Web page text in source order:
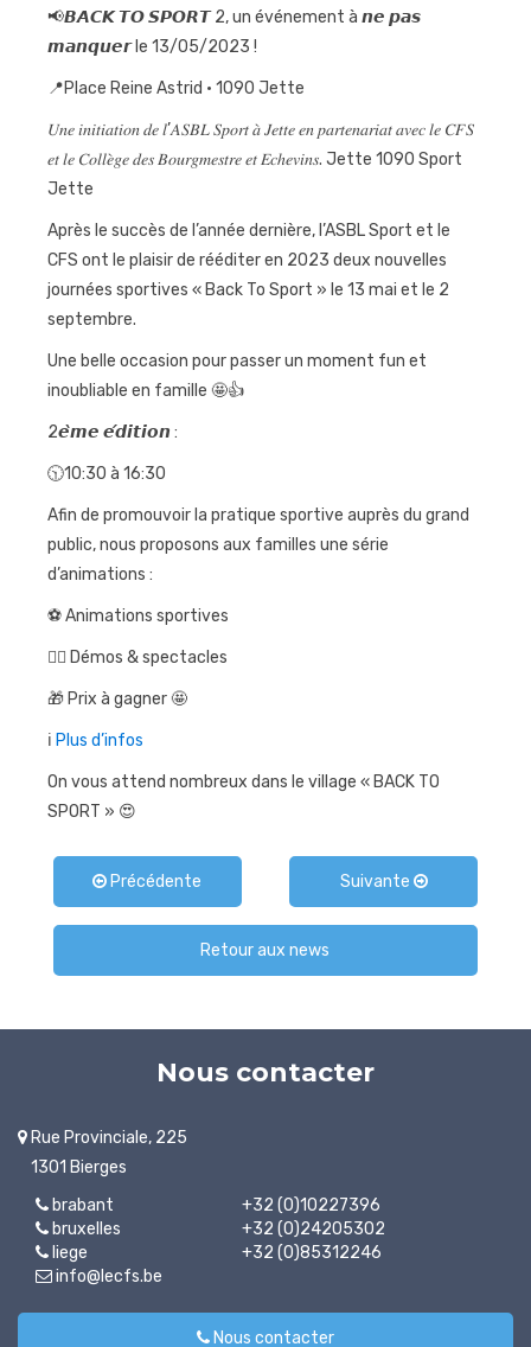
Journées
sportives
📢𝘽𝘼𝘾𝙆 𝙏𝙊 𝙎𝙋𝙊𝙍𝙏 2, un événement à 𝙣𝙚 𝙥𝙖𝙨
𝙢𝙖𝙣𝙦𝙪𝙚𝙧 le 13/05/2023 !
📍Place Reine Astrid • 1090 Jette
𝑈𝑛𝑒 𝑖𝑛𝑖𝑡𝑖𝑎𝑡𝑖𝑜𝑛 𝑑𝑒 𝑙’𝐴𝑆𝐵𝐿 𝑆𝑝𝑜𝑟𝑡 𝑎̀ 𝐽𝑒𝑡𝑡𝑒 𝑒𝑛 𝑝𝑎𝑟𝑡𝑒𝑛𝑎𝑟𝑖𝑎𝑡 𝑎𝑣𝑒𝑐 𝑙𝑒 𝐶𝐹𝑆
𝑒𝑡 𝑙𝑒 𝐶𝑜𝑙𝑙𝑒̀𝑔𝑒 𝑑𝑒𝑠 𝐵𝑜𝑢𝑟𝑔𝑚𝑒𝑠𝑡𝑟𝑒 𝑒𝑡 𝐸𝑐ℎ𝑒𝑣𝑖𝑛𝑠. Jette 1090 Sport
Jette
Après le succès de l’année dernière, l’ASBL Sport et le
CFS ont le plaisir de rééditer en 2023 deux nouvelles
journées sportives « Back To Sport » le 13 mai et le 2
septembre.
Une belle occasion pour passer un moment fun et
inoubliable en famille 🤩👍
2𝙚̀𝙢𝙚 𝙚́𝙙𝙞𝙩𝙞𝙤𝙣 :
🕥10:30 à 16:30
Afin de promouvoir la pratique sportive auprès du grand
public, nous proposons aux familles une série
d’animations :
⚽️ Animations sportives
🤸‍♀️ Démos & spectacles
🎁 Prix à gagner 🤩
ℹ️ Plus d’infos
On vous attend nombreux dans le village « BACK TO
SPORT » 😍
Précédente Suivante
Retour aux news
Nous contacter
Rue Provinciale, 225
1301 Bierges
brabant
+32 (0)10227396
bruxelles
+32 (0)24205302
liege
+32 (0)85312246
info@lecfs.be
Nous contacter